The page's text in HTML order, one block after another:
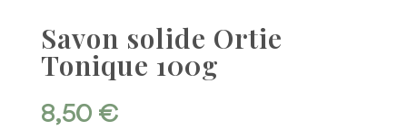
Savon solide Ortie
Tonique 100g
8,50 €